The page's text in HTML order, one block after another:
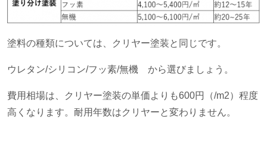
塗料の種類については、クリヤー塗装と同じです。
ウレタン/シリコン/フッ素/無機 から選びましょう。
費用相場は、クリヤー塗装の単価よりも600円（/m2）程度
高くなります。耐用年数はクリヤーと変わりません。